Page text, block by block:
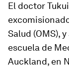
El doctor
Salud (OMS),
escuela de
Auckland, en